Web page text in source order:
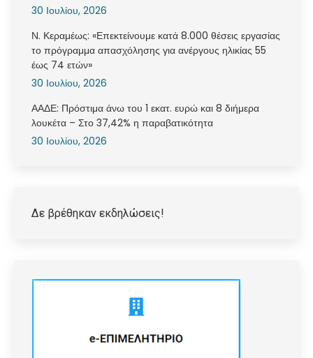
30 Ιουλίου, 2026
Ν. Κεραμέως: «Επεκτείνουμε κατά 8.000 θέσεις εργασίας
το πρόγραμμα απασχόλησης για ανέργους ηλικίας 55
έως 74 ετών»
30 Ιουλίου, 2026
ΑΑΔΕ: Πρόστιμα άνω του 1 εκατ. ευρώ και 8 διήμερα
λουκέτα – Στο 37,42% η παραβατικότητα
30 Ιουλίου, 2026
Δε βρέθηκαν εκδηλώσεις!